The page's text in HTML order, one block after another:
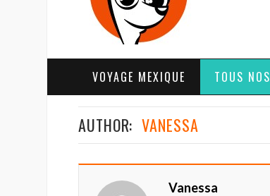
VOYAGE MEXIQUE TOUS
AUTHOR: VANESSA
Vanessa